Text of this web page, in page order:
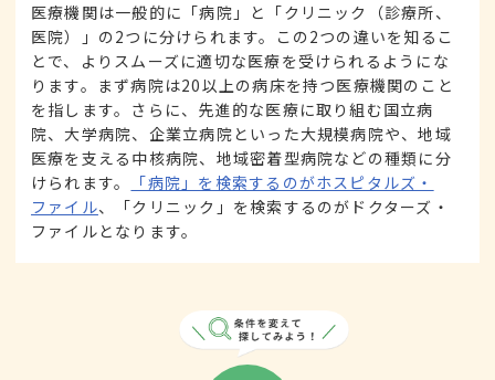
医療機関は一般的に「病院」と「クリニック（診療所、
医院）」の2つに分けられます。この2つの違いを知るこ
とで、よりスムーズに適切な医療を受けられるようにな
ります。まず病院は20以上の病床を持つ医療機関のこと
を指します。さらに、先進的な医療に取り組む国立病
院、大学病院、企業立病院といった大規模病院や、地域
医療を支える中核病院、地域密着型病院などの種類に分
けられます。
「病院」を検索するのがホスピタルズ・
ファイル、「クリニック」を検索するのがドクターズ・
ファイルとなります。